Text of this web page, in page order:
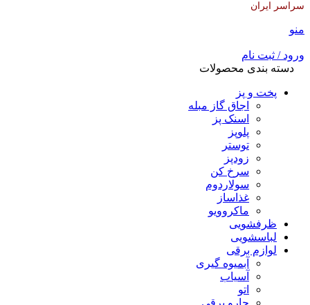
سراسر ایران
منو
ورود / ثبت نام
دسته بندی محصولات
پخت و پز
اجاق گاز مبله
اسنک پز
پلوپز
توستر
زودپز
سرخ کن
سولاردوم
غذاساز
ماکروویو
ظرفشویی
لباسشویی
لوازم برقی
آبمیوه گیری
آسیاب
اتو